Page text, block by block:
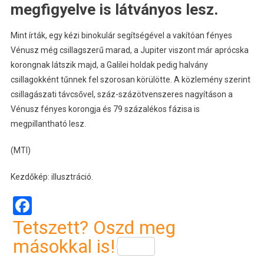
megfigyelve is látványos lesz.
Mint írták, egy kézi binokulár segítségével a vakítóan fényes
Vénusz még csillagszerű marad, a Jupiter viszont már aprócska
korongnak látszik majd, a Galilei holdak pedig halvány
csillagokként tűnnek fel szorosan körülötte. A közlemény szerint
csillagászati távcsővel, száz-százötvenszeres nagyításon a
Vénusz fényes korongja és 79 százalékos fázisa is
megpillantható lesz.
(MTI)
Kezdőkép: illusztráció.
Facebook
Tetszett? Oszd meg
másokkal is!